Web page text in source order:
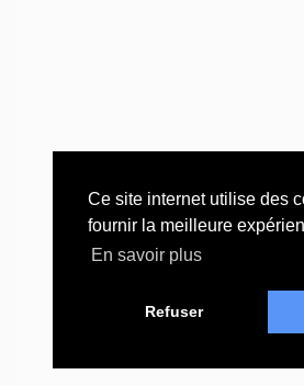
Ce site internet utilise des
fournir la meilleure
En savoir plus
Refuser